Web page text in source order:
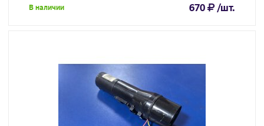
В наличии 670 /шт.